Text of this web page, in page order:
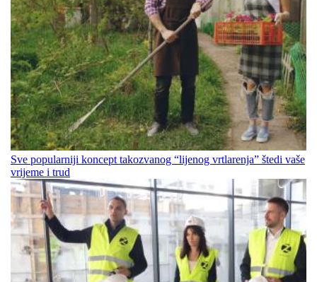
Sve popularniji koncept takozvanog “lijenog vrtlarenja” štedi vaše
vrijeme i trud